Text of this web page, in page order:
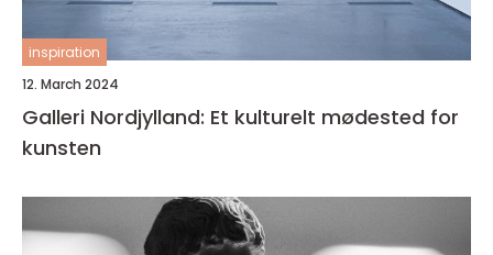
inspiration
12. March 2024
Galleri Nordjylland: Et kulturelt mødested for
kunsten